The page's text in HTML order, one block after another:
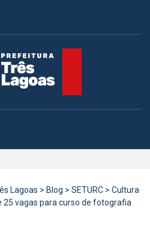
Lagoas > Blog > SETURC > Cultura
25 vagas para curso de fotografia